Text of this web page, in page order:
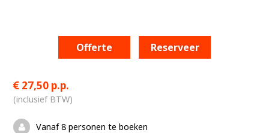
Offerte Reserveer
27,50 p.p.
(inclusief BTW)
Vanaf 8 personen te boeken